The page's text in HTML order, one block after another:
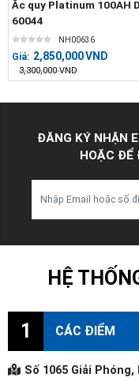
Ắc quy Platinum 100AH
60044
NH00636
Giá: 2,850,000VND
3,300,000 VND
ĐĂNG KÝ NHẬN
HOẶC ĐỂ
HỆ
1 CÁC ĐIỂM
Số 1065 Giải Phóng,